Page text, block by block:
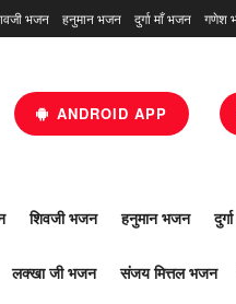
भजन हनुमान भजन दुर्गा माँ भजन गणेश
ANDROID APP
शिवजी भजन हनुमान भजन
लक्खा जी भजन संजय मित्तल भजन